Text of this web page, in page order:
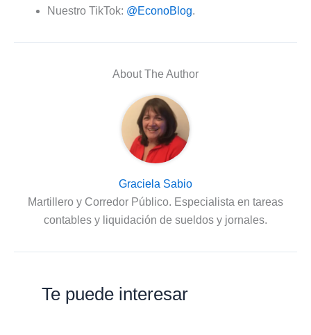
Nuestro TikTok: @EconoBlog.
About The Author
Graciela Sabio
Martillero y Corredor Público. Especialista en tareas
contables y liquidación de sueldos y jornales.
Te puede interesar